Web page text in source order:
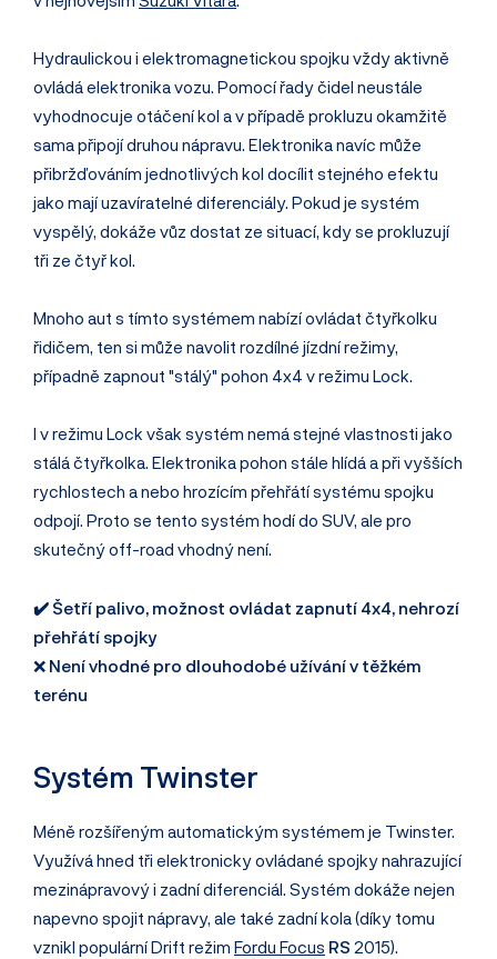
Hydraulickou i elektromagnetickou spojku vždy aktivně
ovládá elektronika vozu. Pomocí řady čidel neustále
vyhodnocuje otáčení kol a v případě prokluzu okamžitě
sama připojí druhou nápravu. Elektronika navíc může
přibržďováním jednotlivých kol docílit stejného efektu
jako mají uzavíratelné diferenciály. Pokud je systém
vyspělý, dokáže vůz dostat ze situací, kdy se prokluzují
tři ze čtyř kol.
Mnoho aut s tímto systémem nabízí ovládat čtyřkolku
řidičem, ten si může navolit rozdílné jízdní režimy,
případně zapnout "stálý" pohon 4x4 v režimu Lock.
I v režimu Lock však systém nemá stejné vlastnosti jako
stálá čtyřkolka. Elektronika pohon stále hlídá a při vyšších
rychlostech a nebo hrozícím přehřátí systému spojku
odpojí. Proto se tento systém hodí do SUV, ale pro
skutečný off-road vhodný není.
✔️ Šetří palivo, možnost ovládat zapnutí 4x4, nehrozí
přehřátí spojky
❌ Není vhodné pro dlouhodobé užívání v těžkém
terénu
Systém Twinster
Méně rozšířeným automatickým systémem je Twinster.
Využívá hned tři elektronicky ovládané spojky nahrazující
mezinápravový i zadní diferenciál. Systém dokáže nejen
napevno spojit nápravy, ale také zadní kola (díky tomu
vznikl populární Drift režim Fordu Focus RS 2015).